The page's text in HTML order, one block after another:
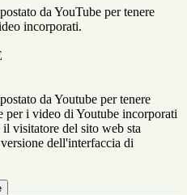
da YouTube per tenere
incorporati.
da Youtube per tenere
per i video di Youtube incorporati
visitatore del sito web sta
dell'interfaccia di